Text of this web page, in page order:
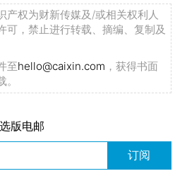
产权为财新传媒及/或相关权利人
可，禁止进行转载、摘编、复制及
至hello@caixin.com ，获得书面
版电邮
订阅